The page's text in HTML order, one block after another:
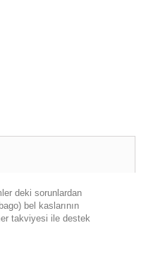
deki sorunlardan
bel kaslarının
takviyesi ile destek